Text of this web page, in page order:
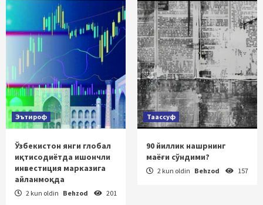
Эътироф
Ўзбекистон янги глобал
иқтисодиётда ишончли
инвестиция марказига
айланмоқда
2 kun oldin Behzod 201
Таассуф
90 йиллик нашрнинг
маёғи сўндими?
2 kun oldin Behzod 157